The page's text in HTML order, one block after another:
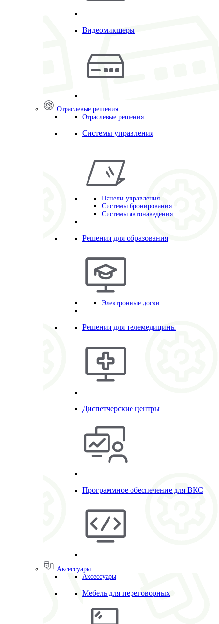
Видеомикшеры
Отраслевые решения
Отраслевые решения
Системы управления
Панели управления
Системы бронирования
Системы автонаведения
Решения для образования
Электронные доски
Решения для телемедицины
Диспетчерские центры
Программное обеспечение для ВКС
Аксессуары
Аксессуары
Мебель для переговорных